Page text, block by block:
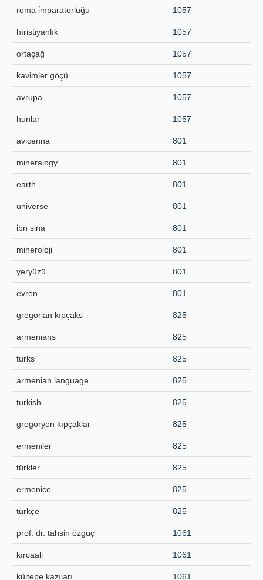
roma i̇mparatorluğu 1057
hıristiyanlık 1057
ortaçağ 1057
kavimler göçü 1057
avrupa 1057
hunlar 1057
avicenna 801
mineralogy 801
earth 801
universe 801
i̇bn sina 801
mineroloji 801
yeryüzü 801
evren 801
gregorian kıpçaks 825
armenians 825
turks 825
armenian language 825
turkish 825
gregoryen kıpçaklar 825
ermeniler 825
türkler 825
ermenice 825
türkçe 825
prof. dr. tahsin özgüç 1061
kırcaali 1061
kültepe kazıları 1061